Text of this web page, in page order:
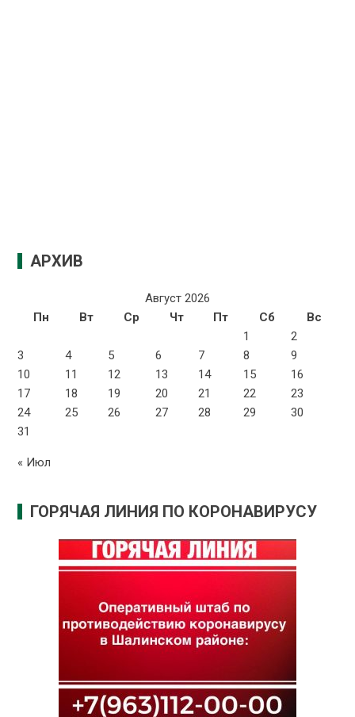
АРХИВ
Август 2026
Пн
Вт Ср Чт Пт Сб
Вс
1
2
3
4 5 6 7 8
9
10
11 12 13 14 15
16
17
18 19 20 21 22
23
24
25 26 27 28 29
30
31
« Июл
ГОРЯЧАЯ ЛИНИЯ ПО КОРОНАВИРУСУ